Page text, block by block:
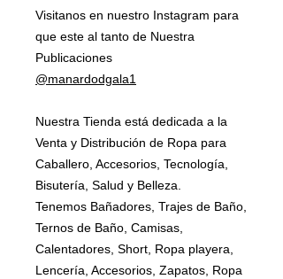
Visitanos en nuestro Instagram para
que este al tanto de Nuestra
Publicaciones
@manardodgala1
Nuestra Tienda está dedicada a la
Venta y Distribución de Ropa para
Caballero, Accesorios, Tecnología,
Bisutería, Salud y Belleza.
Tenemos Bañadores, Trajes de Baño,
Ternos de Baño, Camisas,
Calentadores, Short, Ropa playera,
Lencería, Accesorios, Zapatos, Ropa